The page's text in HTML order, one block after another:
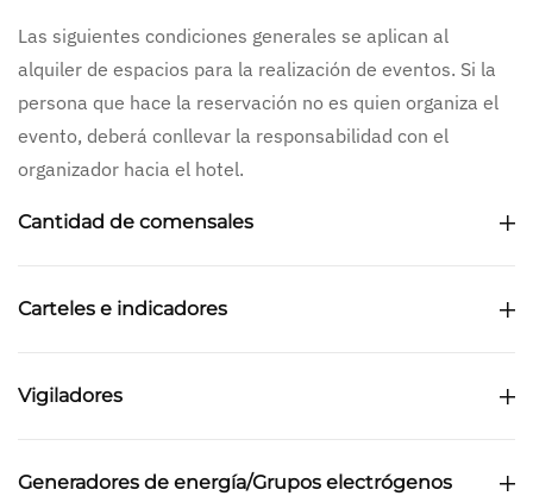
Las siguientes condiciones generales se aplican al
alquiler de espacios para la realización de eventos. Si la
persona que hace la reservación no es quien organiza el
evento, deberá conllevar la responsabilidad con el
organizador hacia el hotel.
Cantidad de comensales
Carteles e indicadores
Vigiladores
Generadores de energía/Grupos electrógenos